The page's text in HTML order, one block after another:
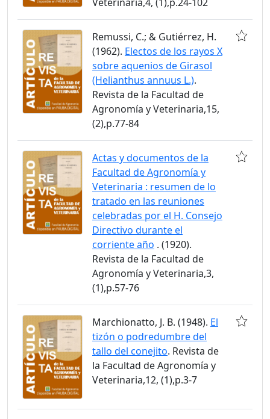
Remussi, C.; & Gutiérrez, H.
(1962). Electos de los rayos X
sobre aquenios de Girasol
(Helianthus annuus L.).
Revista de la Facultad de
Agronomía y Veterinaria,15,
(2),p.77-84
Actas y documentos de la
Facultad de Agronomía y
Veterinaria : resumen de lo
tratado en las reuniones
celebradas por el H. Consejo
Directivo durante el
corriente año . (1920).
Revista de la Facultad de
Agronomía y Veterinaria,3,
(1),p.57-76
Marchionatto, J. B. (1948). El
tizón o podredumbre del
tallo del conejito. Revista de
la Facultad de Agronomía y
Veterinaria,12, (1),p.3-7